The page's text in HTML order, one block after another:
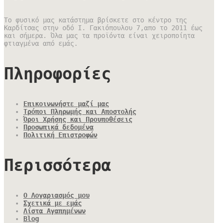
Το φυσικό μας κατάστημα βρίσκετε στο κέντρο της
Καρδίτσας στην οδό Ι. Γακιόπουλου 7,απο το 2011 έως
και σήμερα. Όλα μας τα προϊόντα είναι χειροποίητα
φτιαγμένα από εμάς.
Πληροφορίες
Επικοινωνήστε μαζί μας
Τρόποι Πληρωμής και Αποστολής
Όροι Χρήσης και Προυποθέσεις
Προσωπικά δεδομένα
Πολιτική Επιστροφών
Περισσότερα
Ο Λογαριασμός μου
Σχετικά με εμάς
Λίστα Αγαπημένων
Blog